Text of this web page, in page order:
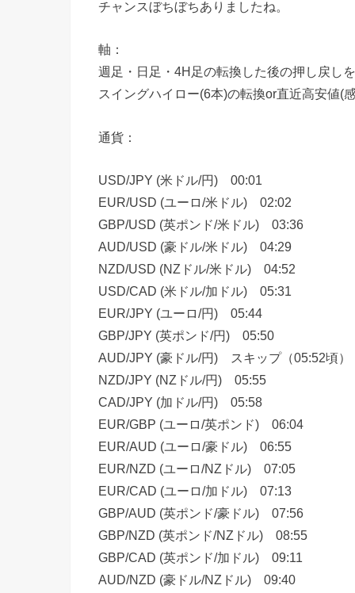
チャンスぼちぼちありましたね。
軸：
週足・日足・4H足の転換した後の押し戻し
スイングハイロー(6本)の転換or直近高安値(
通貨：
USD/JPY (米ドル/円) 00:01
EUR/USD (ユーロ/米ドル) 02:02
GBP/USD (英ポンド/米ドル) 03:36
AUD/USD (豪ドル/米ドル) 04:29
NZD/USD (NZドル/米ドル) 04:52
USD/CAD (米ドル/加ドル) 05:31
EUR/JPY (ユーロ/円) 05:44
GBP/JPY (英ポンド/円) 05:50
AUD/JPY (豪ドル/円) スキップ（05:52頃）
NZD/JPY (NZドル/円) 05:55
CAD/JPY (加ドル/円) 05:58
EUR/GBP (ユーロ/英ポンド) 06:04
EUR/AUD (ユーロ/豪ドル) 06:55
EUR/NZD (ユーロ/NZドル) 07:05
EUR/CAD (ユーロ/加ドル) 07:13
GBP/AUD (英ポンド/豪ドル) 07:56
GBP/NZD (英ポンド/NZドル) 08:55
GBP/CAD (英ポンド/加ドル) 09:11
AUD/NZD (豪ドル/NZドル) 09:40